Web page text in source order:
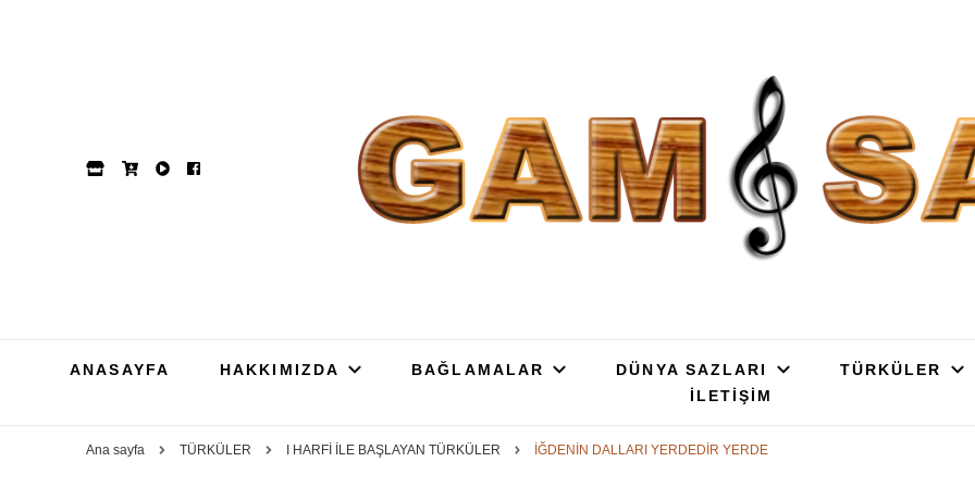
ANASAYFA HAKKIMIZDA BAĞLAMALAR DÜNYA SAZLARI TÜRKÜLER
İLETİŞİM
Ana sayfa TÜRKÜLER I HARFİ İLE BAŞLAYAN TÜRKÜLER İĞDENİN DALLARI YERDEDİR YERDE